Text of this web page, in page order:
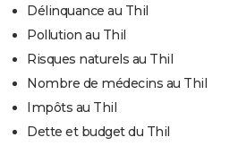
Délinquance au Thil
Pollution au Thil
Risques naturels au Thil
Nombre de médecins au Thil
Impôts au Thil
Dette et budget du Thil